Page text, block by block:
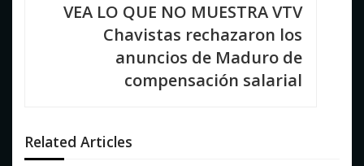
e
VEA LO QUE NO MUESTRA VTV
Chavistas rechazaron los
anuncios de Maduro de
compensación salarial
Related Articles